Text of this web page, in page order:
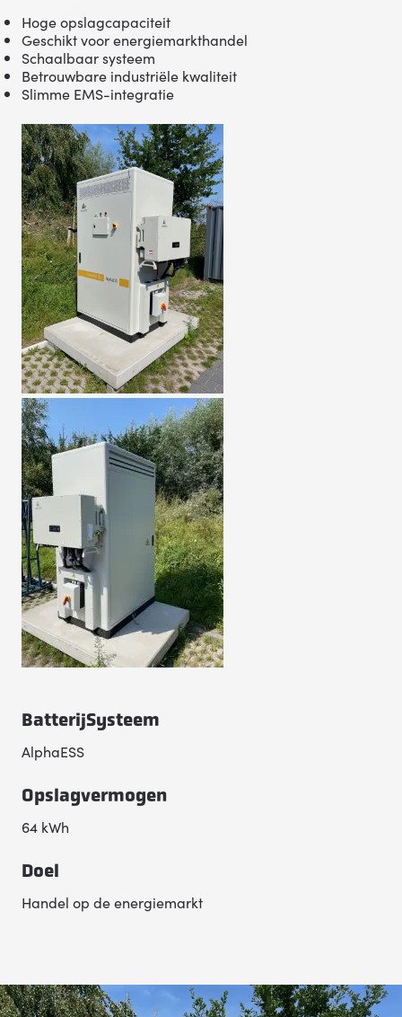
Hoge opslagcapaciteit
Geschikt voor energiemarkthandel
Schaalbaar systeem
Betrouwbare industriële kwaliteit
Slimme EMS-integratie
BatterijSysteem
AlphaESS
Opslagvermogen
64 kWh
Doel
Handel op de energiemarkt